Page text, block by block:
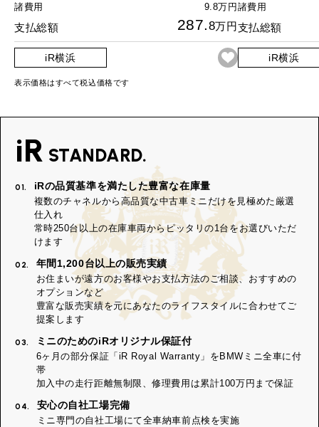
諸費用
9.8万円
支払総額 287.8万円
iR横浜
諸費用
支払総額
iR横浜
表示価格はすべて税込価格です
iR STANDARD.
01. iRの品質基準を満たした豊富な在庫量
複数のチャネルから高品質な中古車ミニだけを見極めた厳選
仕入れ
常時250台以上の在庫車両からピッタリの1台をお選びいただ
けます
02. 年間1,200台以上の販売実績
お住まいが遠方のお客様やお支払方法のご相談、おすすめの
オプションなど
豊富な販売実績を元にあなたのライフスタイルに合わせてご
提案します
03. ミニのためのiRオリジナル保証付
6ヶ月の部分保証「iR Royal Warranty」をBMWミニ全車に付
帯
加入中の走行距離無制限、修理費用は累計100万円まで保証
04. 安心の自社工場完備
ミニ専門の自社工場にて全車納車前点検を実施